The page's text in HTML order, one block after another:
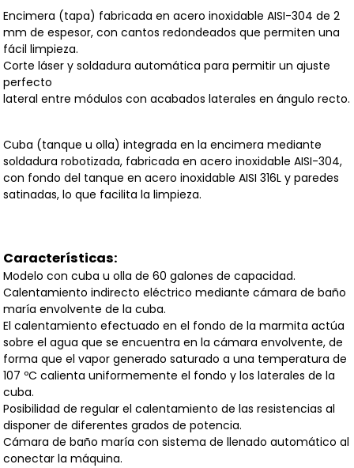
Encimera (tapa) fabricada en acero inoxidable AISI-304 de 2
mm de espesor, con cantos redondeados que permiten una
fácil limpieza.
Corte láser y soldadura automática para permitir un ajuste
perfecto
lateral entre módulos con acabados laterales en ángulo recto.
Cuba (tanque u olla) integrada en la encimera mediante
soldadura robotizada, fabricada en acero inoxidable AISI-304,
con fondo del tanque en acero inoxidable AISI 316L y paredes
satinadas, lo que facilita la limpieza.
Características:
Modelo con cuba u olla de 60 galones de capacidad.
Calentamiento indirecto eléctrico mediante cámara de baño
maría envolvente de la cuba.
El calentamiento efectuado en el fondo de la marmita actúa
sobre el agua que se encuentra en la cámara envolvente, de
forma que el vapor generado saturado a una temperatura de
107 ºC calienta uniformemente el fondo y los laterales de la
cuba.
Posibilidad de regular el calentamiento de las resistencias al
disponer de diferentes grados de potencia.
Cámara de baño maría con sistema de llenado automático al
conectar la máquina.